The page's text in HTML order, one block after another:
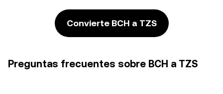
Convierte BCH a TZS
Preguntas frecuentes sobre BCH a TZS